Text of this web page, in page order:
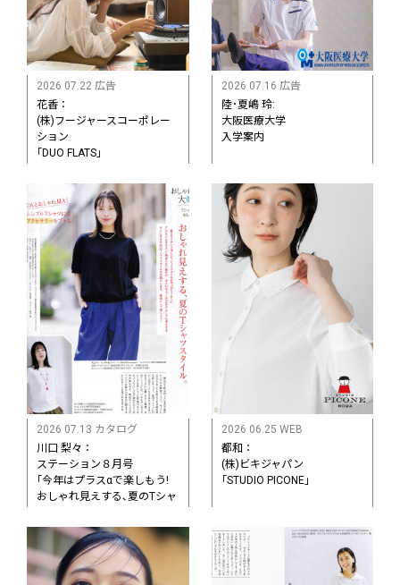
2026 07.22 広告
花香：
(株)フージャースコーポレー
ション
｢DUO FLATS」
2026 07.16 広告
陸･夏嶋 玲:
大阪医療大学
入学案内
2026 07.13 カタログ
川口 梨々：
ステーション８月号
｢今年はプラスαで楽しもう!
おしゃれ見えする､夏のTシャ
2026 06.25 WEB
都和：
(株)ビキジャパン
｢STUDIO PICONE｣